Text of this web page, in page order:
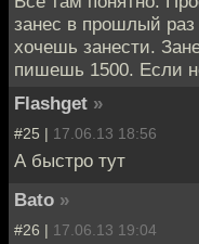
занес в прошлый раз
хочешь занести.
пишешь 1500. Если
Flashget »
#25 | 17.06.13 18:56
А быстро тут
Bato »
#26 | 17.06.13 19:04